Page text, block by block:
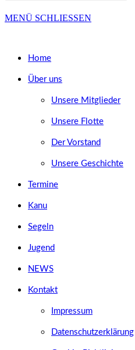
durchsuchen
MENÜ SCHLIESSEN
Home
Über uns
Unsere Mitglieder
Unsere Flotte
Der Vorstand
Unsere Geschichte
Termine
Kanu
Segeln
Jugend
NEWS
Kontakt
Impressum
Datenschutzerklärung